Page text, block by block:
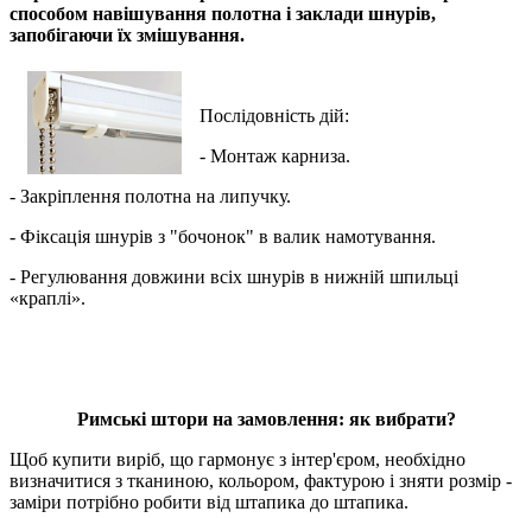
способом навішування полотна і заклади шнурів,
запобігаючи їх змішування.
Послідовність дій:
- Монтаж карниза.
- Закріплення полотна на липучку.
- Фіксація шнурів з "бочонок" в валик намотування.
- Регулювання довжини всіх шнурів в нижній шпильці
«краплі».
Римські штори на замовлення: як вибрати?
Щоб купити виріб, що гармонує з інтер'єром, необхідно
визначитися з тканиною, кольором, фактурою і зняти розмір -
заміри потрібно робити від штапика до штапика.